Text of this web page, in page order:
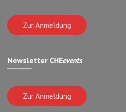
Zur Anmeldung
Newsletter CHEevents
Zur Anmeldung